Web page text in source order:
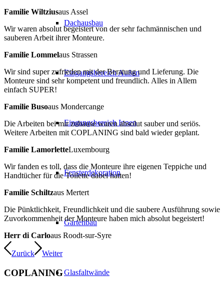
Dachausbau
Eingangsbereich Außen
Eingangsbereich Innen
Fensterdekoration
Gartenbau
Glasfaltwände
Familie Wiltziusaus Assel
Wir waren absolut begeistert von der sehr fachmännischen und
sauberen Arbeit ihrer Monteure.
Familie Lommelaus Strassen
Wir sind super zufrieden mit der Beratung und Lieferung. Die
Monteure sind sehr kompetent und freundlich. Alles in Allem
einfach SUPER!
Familie Busoaus Mondercange
Die Arbeiten bei mir zuhause waren absolut sauber und seriös.
Weitere Arbeiten mit COPLANING sind bald wieder geplant.
Familie LamorletteLuxembourg
Wir fanden es toll, dass die Monteure ihre eigenen Teppiche und
Handtücher für die Toilette dabei hatten!
Familie Schiltzaus Mertert
Die Pünktlichkeit, Freundlichkeit und die saubere Ausführung sowie
Zuvorkommenheit der Monteure haben mich absolut begeistert!
Herr di Carloaus Roodt-sur-Syre
Zurück Weiter
COPLANING